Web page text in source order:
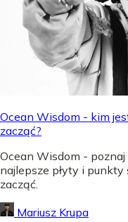
Ocean Wisdom - kim
zacząć?
Ocean Wisdom - poznaj
najlepsze płyty i punkty
zacząć.
Mariusz Krupa